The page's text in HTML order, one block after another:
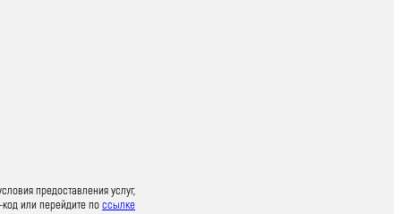
предоставления услуг,
код или перейдите поссылке